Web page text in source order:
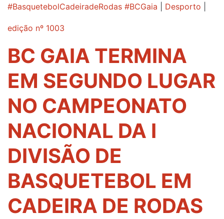
#BasquetebolCadeiradeRodas #BCGaia
Desporto
edição nº 1003
BC GAIA TERMINA
EM SEGUNDO LUGAR
NO CAMPEONATO
NACIONAL DA I
DIVISÃO DE
BASQUETEBOL EM
CADEIRA DE RODAS